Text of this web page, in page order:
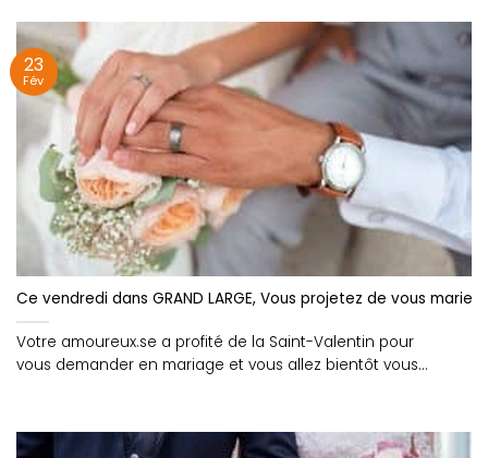
Ce vendredi dans GRAND LARGE, Vous projetez de vous
Votre amoureux.se a profité de la Saint-Valentin pour
vous demander en mariage et vous allez bientôt vous
23
Fév